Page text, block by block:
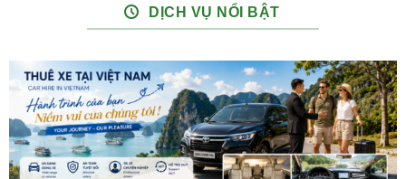
DỊCH VỤ NỔI BẬT